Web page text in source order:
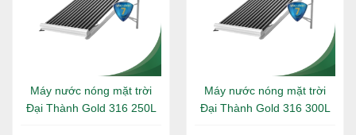
Máy nước nóng mặt trời
Đại Thành Gold 316 250L
Máy nước nóng mặt trời
Đại Thành Gold 316 300L